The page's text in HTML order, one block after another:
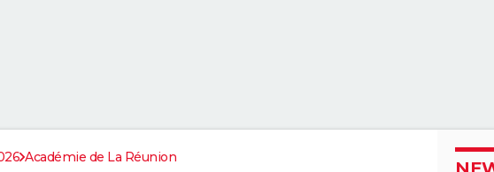
Académie de La Réunion